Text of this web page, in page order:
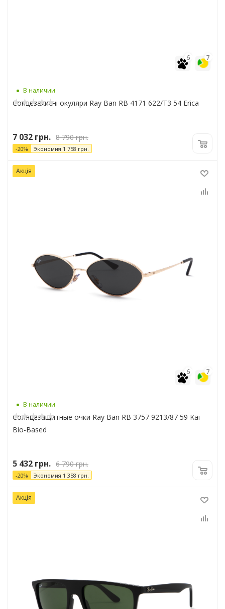
7
6
В наличии
Сонцезахисні окуляри Ray Ban RB 4171 622/T3 54 Erica
7 032 грн. 8 790грн.
-20% Экономия 1 758 грн.
Акція
7
6
В наличии
Солнцезащитные очки Ray Ban RB 3757 9213/87 59 Kai
Bio-Based
5 432 грн. 6 790грн.
-20% Экономия 1 358 грн.
Акція